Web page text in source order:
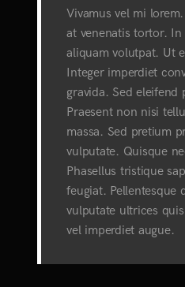
Vivamus vel mi
at venenatis tortor.
aliquam volutpat. Ut
Integer imperdiet
gravida. Sed eleifend
Praesent non nisi
massa. Sed pretium
vulputate. Quisque
Phasellus tristique
feugiat. Pellentesque
vulputate ultrices
vel imperdiet augue.